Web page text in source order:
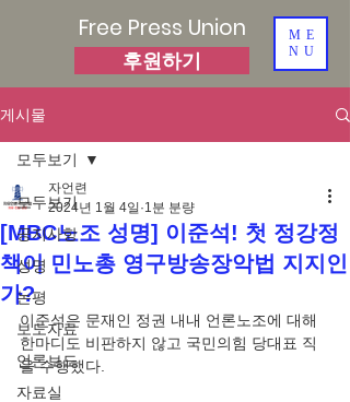
Free Press Union
후원하기
ME
NU
게시물
모두보기
공지사항
성명
논평
보도자료
언론보도
자료실
모두보기
[MBC노조 성명] 이준석! 첫 정강정
책이 민노총 영구방송장악법 지지인
가?
자언련
2024년 1월 4일 1분 분량
이준석은 문재인 정권 내내 언론노조에 대해
한마디도 비판하지 않고 국민의힘 당대표 직
을 수행했다.